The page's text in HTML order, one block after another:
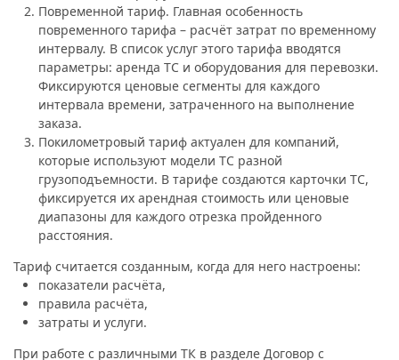
Повременной тариф. Главная особенность
повременного тарифа – расчёт затрат по временному
интервалу. В список услуг этого тарифа вводятся
параметры: аренда ТС и оборудования для перевозки.
Фиксируются ценовые сегменты для каждого
интервала времени, затраченного на выполнение
заказа.
Покилометровый тариф актуален для компаний,
которые используют модели ТС разной
грузоподъемности. В тарифе создаются карточки ТС,
фиксируется их арендная стоимость или ценовые
диапазоны для каждого отрезка пройденного
расстояния.
Тариф считается созданным, когда для него настроены:
показатели расчёта,
правила расчёта,
затраты и услуги.
При работе с различными ТК в разделе Договор с